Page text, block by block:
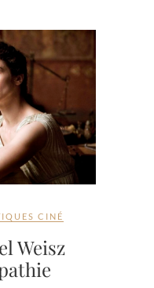
CINÉ
Weisz